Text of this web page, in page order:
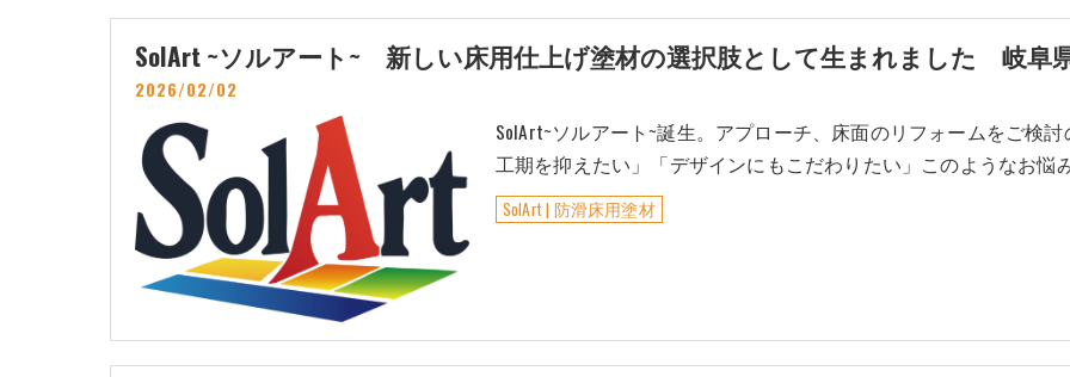
SolArt ~ソルアート~ 新しい床用仕上げ塗材の選択肢として生まれました 岐阜
2026/02/02
SolArt~ソルアート~誕生。アプローチ、床面のリフォームをご検
工期を抑えたい」「デザインにもこだわりたい」このようなお悩
SolArt | 防滑床用塗材